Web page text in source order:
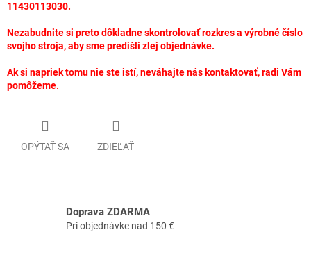
11430113030.
Nezabudnite si preto dôkladne skontrolovať rozkres a výrobné číslo
svojho stroja, aby sme predišli zlej objednávke.
Ak si napriek tomu nie ste istí, neváhajte nás kontaktovať, radi Vám
pomôžeme.
OPÝTAŤ SA ZDIEĽAŤ
Doprava ZDARMA
Pri objednávke nad 150 €